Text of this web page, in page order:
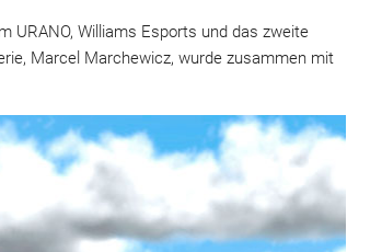
URANO, Williams Esports und das zweite
Marcel Marchewicz, wurde zusammen mit